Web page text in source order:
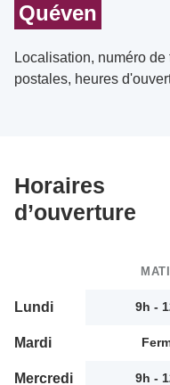
Quéven
Localisation, numéro
postales, heures
Horaires
d’ouverture
Lundi 9h -
Mardi
Mercredi 9h -